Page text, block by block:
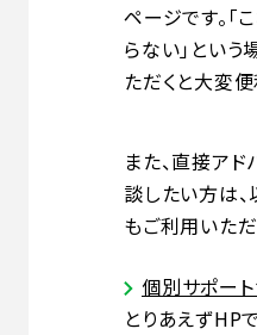
ページです。
らない」という
ただくと大変便
また、直接ア
談したい方は
もご利用いただ
個別サポー
とりあえずHP